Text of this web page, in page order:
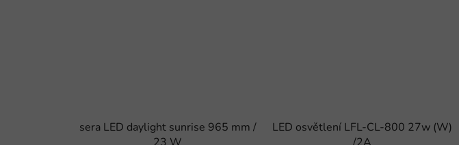
sera LED daylight sunrise 965 mm /
LED osvětlení LFL-CL-800 27w (W)